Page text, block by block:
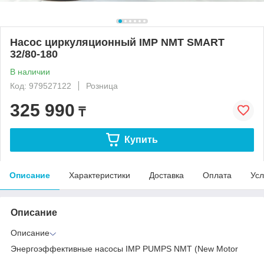
Насос циркуляционный IMP NMT SMART
32/80-180
В наличии
Код: 979527122
Розница
325 990 ₸
Купить
Описание Характеристики Доставка Оплата
Описание
Описание
Энергоэффективные насосы IMP PUMPS NMT (New Motor